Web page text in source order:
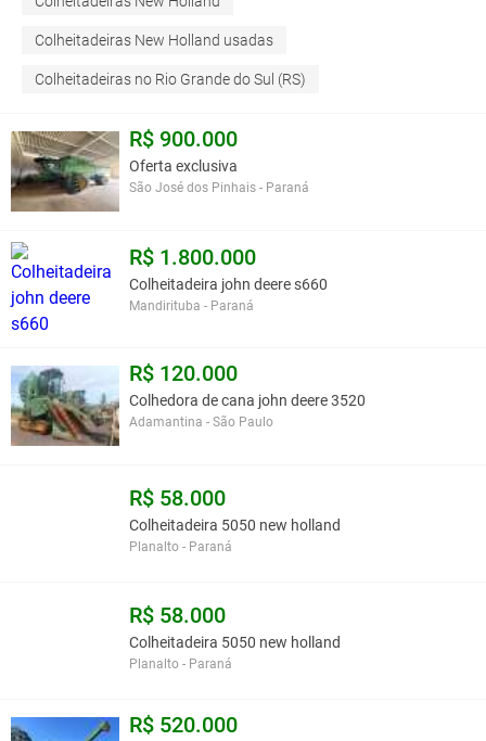
Colheitadeiras New Holland usadas
Colheitadeiras no Rio Grande do Sul (RS)
R$ 900.000
Oferta exclusiva
São José dos Pinhais - Paraná
R$ 1.800.000
Colheitadeira john deere s660
Mandirituba - Paraná
R$ 120.000
Colhedora de cana john deere 3520
Adamantina - São Paulo
R$ 58.000
Colheitadeira 5050 new holland
Planalto - Paraná
R$ 58.000
Colheitadeira 5050 new holland
Planalto - Paraná
R$ 520.000